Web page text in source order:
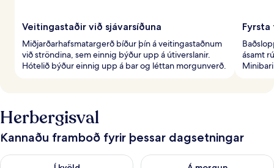
Veitingastaðir við sjávarsíðuna
Miðjarðarhafsmatargerð bíður þín á veitingastaðnum
við ströndina, sem einnig býður upp á útiverslanir.
Hótelið býður einnig upp á bar og léttan morgunverð.
ásamt
Herbergisval
Kannaðu framboð fyrir þessar dagsetningar
Athuga framboð í kvöld ágú. 6 - ágú. 7Athuga framboð á morgun